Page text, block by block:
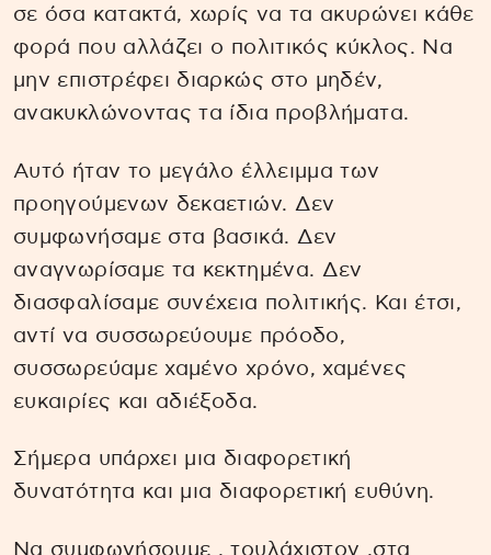
σε όσα κατακτά, χωρίς να τα ακυρώνει κάθε
φορά που αλλάζει ο πολιτικός κύκλος. Να
μην επιστρέφει διαρκώς στο μηδέν,
ανακυκλώνοντας τα ίδια προβλήματα.
Αυτό ήταν το μεγάλο έλλειμμα των
προηγούμενων δεκαετιών. Δεν
συμφωνήσαμε στα βασικά. Δεν
αναγνωρίσαμε τα κεκτημένα. Δεν
διασφαλίσαμε συνέχεια πολιτικής. Και έτσι,
αντί να συσσωρεύουμε πρόοδο,
συσσωρεύαμε χαμένο χρόνο, χαμένες
ευκαιρίες και αδιέξοδα.
Σήμερα υπάρχει μια διαφορετική
δυνατότητα και μια διαφορετική ευθύνη.
Να συμφωνήσουμε , τουλάχιστον ,στα